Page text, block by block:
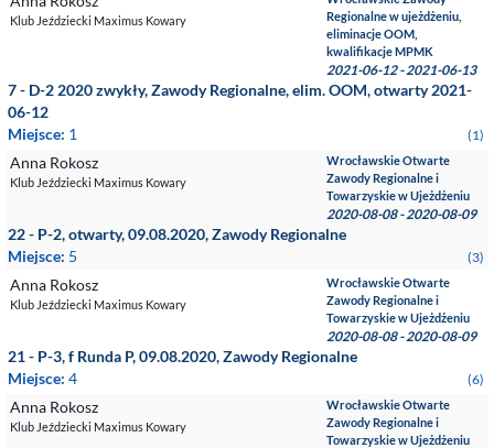
Klub Jeździecki Maximus Kowary
Regionalne w ujeżdżeniu,
eliminacje OOM,
kwalifikacje MPMK
2021-06-12 - 2021-06-13
7 - D-2 2020 zwykły, Zawody Regionalne, elim. OOM, otwarty 2021-
06-12
Miejsce: 1 (1)
Anna Rokosz
Klub Jeździecki Maximus Kowary
Wrocławskie Otwarte
Zawody Regionalne i
Towarzyskie w Ujeżdżeniu
2020-08-08 - 2020-08-09
22 - P-2, otwarty, 09.08.2020, Zawody Regionalne
Miejsce: 5 (3)
Anna Rokosz
Klub Jeździecki Maximus Kowary
Wrocławskie Otwarte
Zawody Regionalne i
Towarzyskie w Ujeżdżeniu
2020-08-08 - 2020-08-09
21 - P-3, f Runda P, 09.08.2020, Zawody Regionalne
Miejsce: 4 (6)
Anna Rokosz
Klub Jeździecki Maximus Kowary
Wrocławskie Otwarte
Zawody Regionalne i
Towarzyskie w Ujeżdżeniu